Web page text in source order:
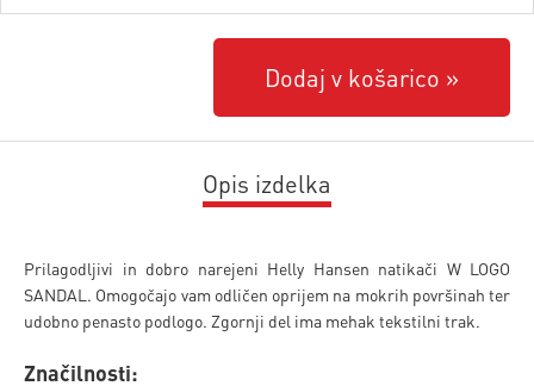
Dodaj v košarico
Opis izdelka
Prilagodljivi in dobro narejeni Helly Hansen natikači W LOGO
SANDAL. Omogočajo vam odličen oprijem na mokrih površinah ter
udobno penasto podlogo. Zgornji del ima mehak tekstilni trak.
Značilnosti: